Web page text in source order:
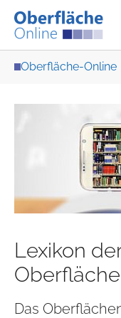
Oberfläche-Online
Lexikon
Das